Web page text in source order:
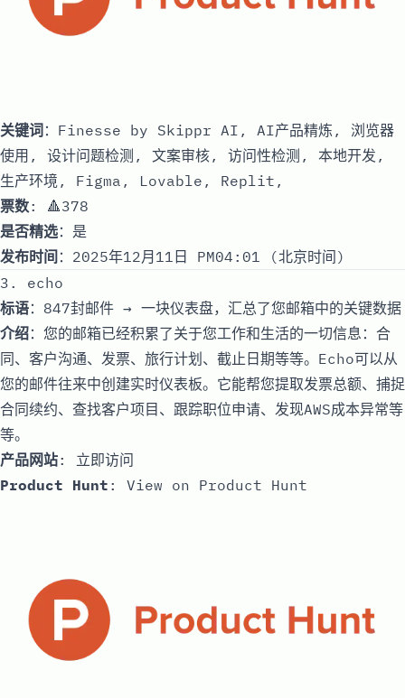
关键词 ：Finesse by Skippr AI, AI产品精炼, 浏览器
使用, 设计问题检测, 文案审核, 访问性检测, 本地开发,
生产环境, Figma, Lovable, Replit,
票数: 🔺378
是否精选：是
发布时间 ：2025年12月11日 PM04:01 (北京时间)
3. echo
标语：847封邮件 → 一块仪表盘，汇总了您邮箱中的关键数据
介绍：您的邮箱已经积累了关于您工作和生活的一切信息：合
同、客户沟通、发票、旅行计划、截止日期等等。Echo可以从
您的邮件往来中创建实时仪表板。它能帮您提取发票总额、捕捉
合同续约、查找客户项目、跟踪职位申请、发现AWS成本异常等
等。
产品网站: 立即访问
Product Hunt : View on Product Hunt